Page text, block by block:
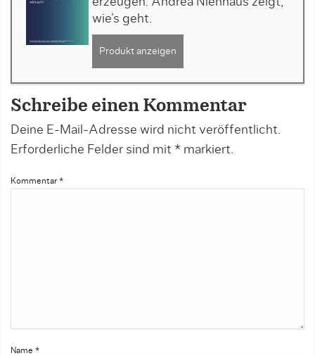
wie’s geht.
Produkt anzeigen
Schreibe einen Kommentar
Deine E-Mail-Adresse wird nicht veröffentlicht.
Erforderliche Felder sind mit * markiert.
Kommentar *
Name *